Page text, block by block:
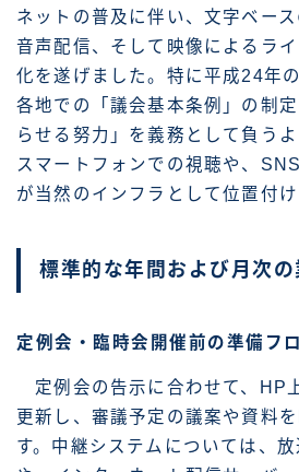
ネットの普及に伴い、文字ベース
音声配信、そして映像によるラ
化を遂げました。特に平成24年
各地での「議会基本条例」の制
らせる努力」を義務として負う
スマートフォンでの視聴や、
が当然のインフラとして位置付け
標準的な年間および月次の
定例会・臨時会開催前の準備フ
定例会の告示に合わせて、HP
更新し、審議予定の議案や資料
す。中継システムについては、